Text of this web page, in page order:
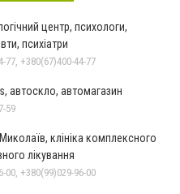
центр, психологи,
психіатри
77, +380(67)400-44-77
автоскло, автомагазин
59
клініка комплексного
лікування
00, +380(99)029-96-00